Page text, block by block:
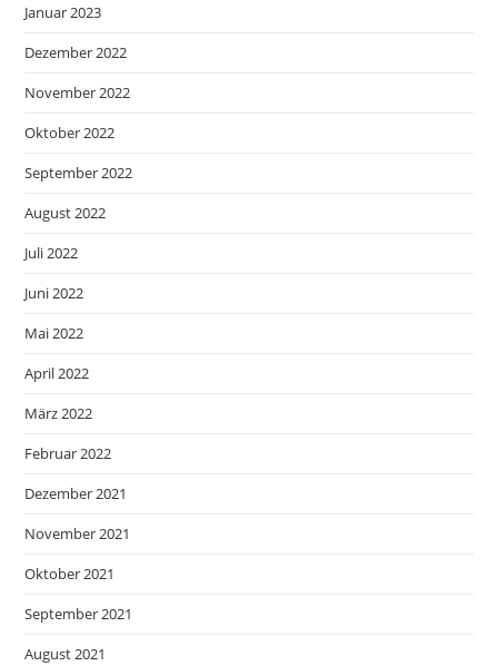
Januar 2023
Dezember 2022
November 2022
Oktober 2022
September 2022
August 2022
Juli 2022
Juni 2022
Mai 2022
April 2022
März 2022
Februar 2022
Dezember 2021
November 2021
Oktober 2021
September 2021
August 2021